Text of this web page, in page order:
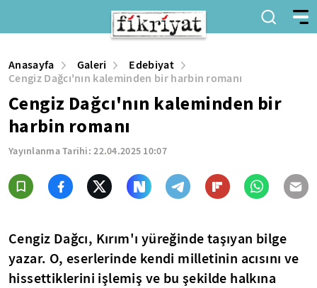
Anasayfa Galeri
Edebiyat
Cengiz Dağcı'nın kaleminden bir harbin romanı
Cengiz Dağcı'nın kaleminden bir
harbin romanı
Yayınlanma Tarihi:22.04.2025 10:07
Cengiz Dağcı, Kırım'ı yüreğinde taşıyan bilge
yazar. O, eserlerinde kendi milletinin acısını ve
hissettiklerini işlemiş ve bu şekilde halkına